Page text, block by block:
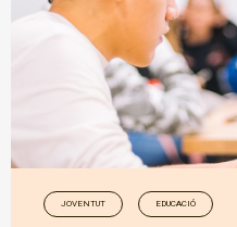
JOVENTUT EDUCACIÓ